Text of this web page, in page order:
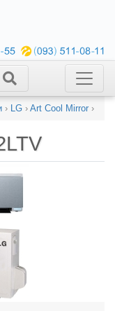
› LG › Art Cool Mirror ›